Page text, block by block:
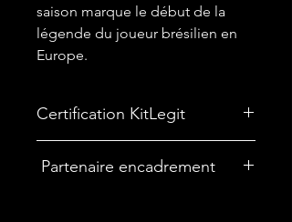
saison marque le début de la
légende du joueur brésilien en
Europe.
Certification KitLegit
Partenaire encadrement